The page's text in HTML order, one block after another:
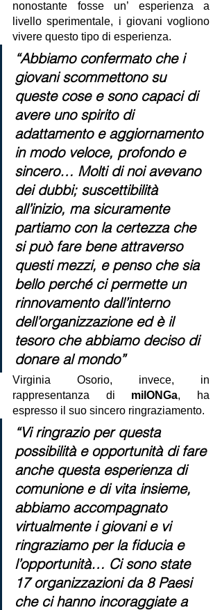
nonostante fosse un’ esperienza a
livello sperimentale, i giovani vogliono
vivere questo tipo di esperienza.
“Abbiamo confermato che i
giovani scommettono su
queste cose e sono capaci di
avere uno spirito di
adattamento e aggiornamento
in modo veloce, profondo e
sincero… Molti di noi avevano
dei dubbi; suscettibilità
all’inizio, ma sicuramente
partiamo con la certezza che
si può fare bene attraverso
questi mezzi, e penso che sia
bello perché ci permette un
rinnovamento dall’interno
dell’organizzazione ed è il
tesoro che abbiamo deciso di
donare al mondo”
Virginia Osorio, invece, in
rappresentanza di milONGa, ha
espresso il suo sincero ringraziamento.
“Vi ringrazio per questa
possibilità e opportunità di fare
anche questa esperienza di
comunione e di vita insieme,
abbiamo accompagnato
virtualmente i giovani e vi
ringraziamo per la fiducia e
l’opportunità… Ci sono state
17 organizzazioni da 8 Paesi
che ci hanno incoraggiate a